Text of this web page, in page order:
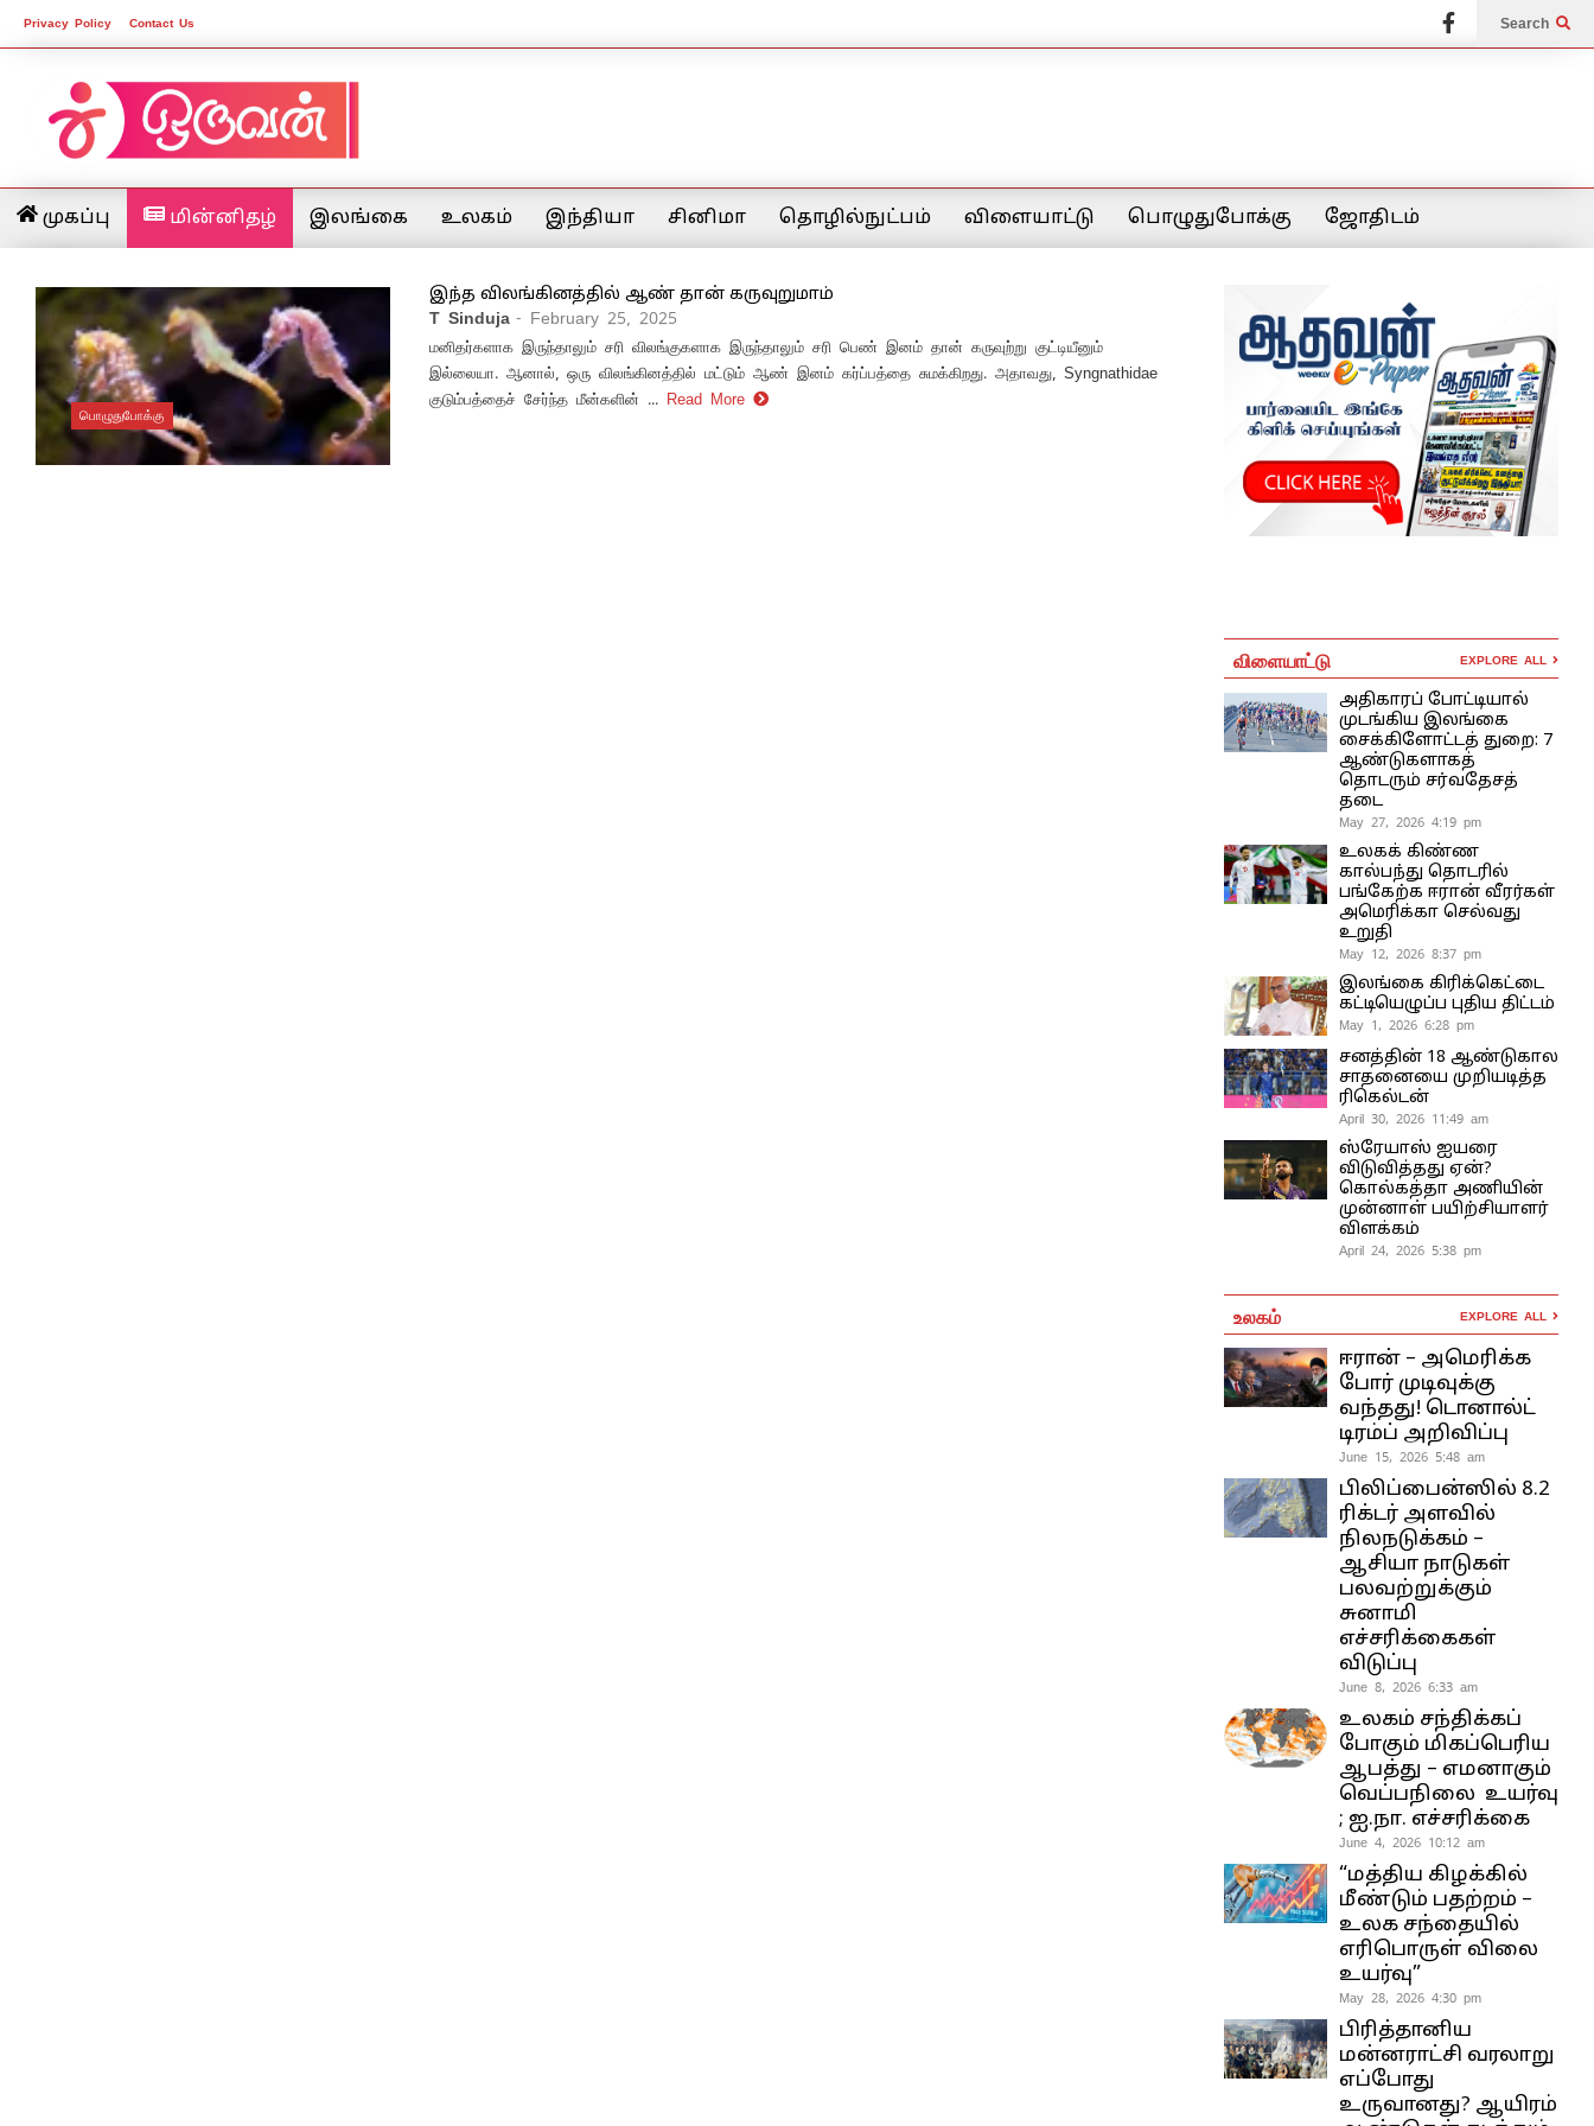
Privacy Policy Contact Us Search
முகப்பு மின்னிதழ் இலங்கை உலகம் இந்தியா சினிமா தொழில்நுட்பம் விளையாட்டு பொழுதுபோக்கு ஜோதிடம்
பொழுதுபோக்கு
இந்த விலங்கினத்தில் ஆண் தான் கருவுறுமாம்
T Sinduja - February 25, 2025
மனிதர்களாக இருந்தாலும் சரி விலங்குகளாக இருந்தாலும் சரி பெண் இனம் தான் கருவுற்று குட்டியீனும்
இல்லையா. ஆனால், ஒரு விலங்கினத்தில் மட்டும் ஆண் இனம் கர்ப்பத்தை சுமக்கிறது. அதாவது, Syngnathidae
குடும்பத்தைச் சேர்ந்த மீன்களின் ... Read More
விளையாட்டு EXPLORE ALL
அதிகாரப் போட்டியால்
முடங்கிய இலங்கை
சைக்கிளோட்டத் துறை: 7
ஆண்டுகளாகத்
தொடரும் சர்வதேசத்
தடை
May 27, 2026 4:19 pm
உலகக் கிண்ண
கால்பந்து தொடரில்
பங்கேற்க ஈரான் வீரர்கள்
அமெரிக்கா செல்வது
உறுதி
May 12, 2026 8:37 pm
இலங்கை கிரிக்கெட்டை
கட்டியெழுப்ப புதிய திட்டம்
May 1, 2026 6:28 pm
சனத்தின் 18 ஆண்டுகால
சாதனையை முறியடித்த
ரிகெல்டன்
April 30, 2026 11:49 am
ஸ்ரேயாஸ் ஐயரை
விடுவித்தது ஏன்?
கொல்கத்தா அணியின்
முன்னாள் பயிற்சியாளர்
விளக்கம்
April 24, 2026 5:38 pm
உலகம் EXPLORE ALL
ஈரான் – அமெரிக்க
போர் முடிவுக்கு
வந்தது! டொனால்ட்
டிரம்ப் அறிவிப்பு
June 15, 2026 5:48 am
பிலிப்பைன்ஸில் 8.2
ரிக்டர் அளவில்
நிலநடுக்கம் –
ஆசியா நாடுகள்
பலவற்றுக்கும்
சுனாமி
எச்சரிக்கைகள்
விடுப்பு
June 8, 2026 6:33 am
உலகம் சந்திக்கப்
போகும் மிகப்பெரிய
ஆபத்து – எமனாகும்
வெப்பநிலை உயர்வு
; ஐ.நா. எச்சரிக்கை
June 4, 2026 10:12 am
“மத்திய கிழக்கில்
மீண்டும் பதற்றம் –
உலக சந்தையில்
எரிபொருள் விலை
உயர்வு”
May 28, 2026 4:30 pm
பிரித்தானிய
மன்னராட்சி வரலாறு
எப்போது
உருவானது? ஆயிரம்